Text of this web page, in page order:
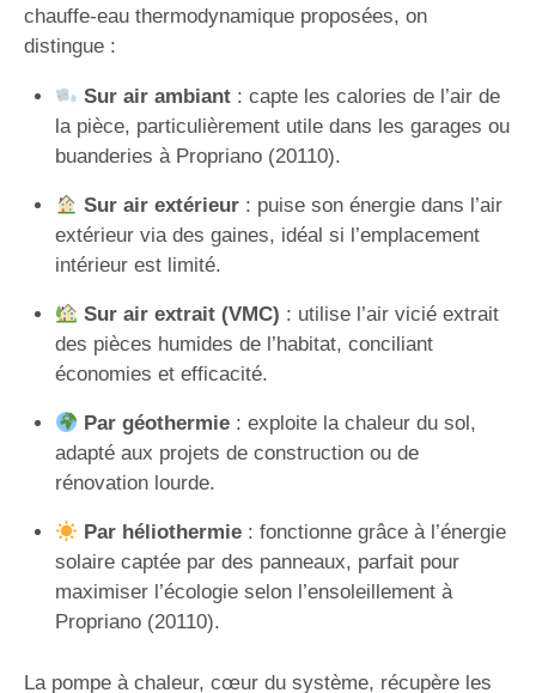
chauffe-eau thermodynamique proposées, on
distingue :
Sur air ambiant: capte les calories de l’air de
la pièce, particulièrement utile dans les garages ou
buanderies à Propriano (20110).
Sur air extérieur: puise son énergie dans l’air
extérieur via des gaines, idéal si l’emplacement
intérieur est limité.
Sur air extrait (VMC) : utilise l’air vicié extrait
des pièces humides de l’habitat, conciliant
économies et efficacité.
Par géothermie: exploite la chaleur du sol,
adapté aux projets de construction ou de
rénovation lourde.
Par héliothermie: fonctionne grâce à l’énergie
solaire captée par des panneaux, parfait pour
maximiser l’écologie selon l’ensoleillement à
Propriano (20110).
La pompe à chaleur, cœur du système, récupère les